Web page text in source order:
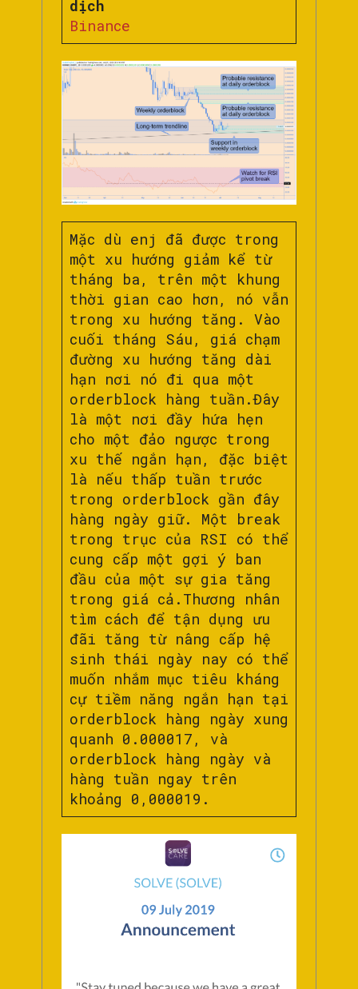
dịch
Binance
Mặc dù enj đã được trong
một xu hướng giảm kể từ
tháng ba, trên một khung
thời gian cao hơn, nó vẫn
trong xu hướng tăng. Vào
cuối tháng Sáu, giá chạm
đường xu hướng tăng dài
hạn nơi nó đi qua một
orderblock hàng tuần.Đây
là một nơi đầy hứa hẹn
cho một đảo ngược trong
xu thế ngắn hạn, đặc biệt
là nếu thấp tuần trước
trong orderblock gần đây
hàng ngày giữ. Một break
trong trục của RSI có thể
cung cấp một gợi ý ban
đầu của một sự gia tăng
trong giá cả.Thương nhân
tìm cách để tận dụng ưu
đãi tăng từ nâng cấp hệ
sinh thái ngày nay có thể
muốn nhắm mục tiêu kháng
cự tiềm năng ngắn hạn tại
orderblock hàng ngày xung
quanh 0.000017, và
orderblock hàng ngày và
hàng tuần ngay trên
khoảng 0,000019.